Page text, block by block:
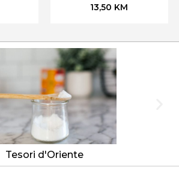
13,50 KM
Tesori d'Oriente